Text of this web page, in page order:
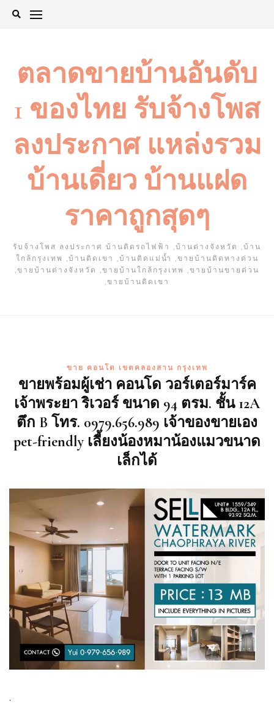
Skip
ตลาดขายบ้านอันดับ
1 ของไทย รับจ้างโพส
ลงประกาศ แหล่งรวม
บ้านเดี่ยว บ้านแฝด
ราคาถูกสุดๆ
รับจ้างโพส ลงประกาศ บ้านติดรถไฟฟ้า ,บ้านต่างจังหวัด ,บ้าน
ใกล้กรุงเทพ ,บ้านติดเขา ,บ้านติดแม่น้ำ ,ขายบ้านติดทางด่วน
,ขายบ้านต่างจังหวัด ,ขายบ้านใกล้กรุงเทพ ,ขายบ้านขายด่วน
,ขายบ้านติดเขา
ขาย คอนโด เขตคลองสาน กรุงเทพ
ขายพร้อมผู้เช่า คอนโด วอร์เตอร์มาร์ค
เจ้าพระยา ริเวอร์ ขนาด 94 ตรม. ชั้น 12A
ตึก B โทร. 0979.656.989 เจ้าของขายเอง
pet-friendly เลี้ยงน้องหมาน้องแมวขนาด
เล็กได้
.